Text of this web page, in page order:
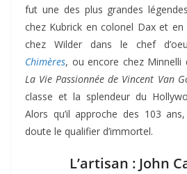
fut une des plus grandes
chez Kubrick en colonel Dax et en
chez Wilder dans le chef
Chimères, ou encore chez Minnelli
La Vie Passionnée de Vincent Van
classe et la splendeur du
Alors qu’il approche des 103
doute le qualifier d’immortel.
L’artisan : John